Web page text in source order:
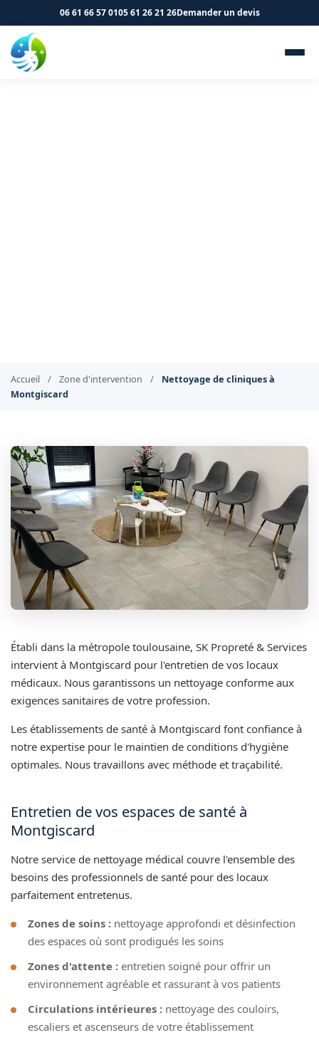
06 61 66 57 0105 61 26 21 26Demander un devis
Accueil / Zone d'intervention /
Nettoyage de cliniques à
Montgiscard
Établi dans la métropole toulousaine, SK Propreté & Services
intervient à Montgiscard pour l'entretien de vos locaux
médicaux. Nous garantissons un nettoyage conforme aux
exigences sanitaires de votre profession.
Les établissements de santé à Montgiscard font confiance à
notre expertise pour le maintien de conditions d'hygiène
optimales. Nous travaillons avec méthode et traçabilité.
Entretien de vos espaces de santé à
Montgiscard
Notre service de nettoyage médical couvre l'ensemble des
besoins des professionnels de santé pour des locaux
parfaitement entretenus.
Zones de soins : nettoyage approfondi et désinfection
des espaces où sont prodigués les soins
Zones d'attente : entretien soigné pour offrir un
environnement agréable et rassurant à vos patients
Circulations intérieures : nettoyage des couloirs,
escaliers et ascenseurs de votre établissement